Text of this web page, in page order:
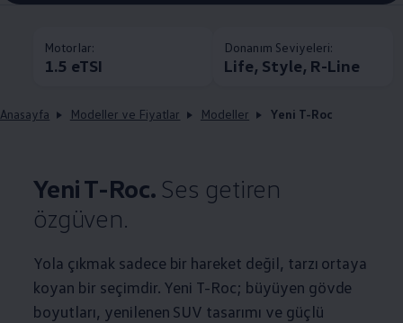
Motorlar:
1.5 eTSI
Donanım Seviyeleri:
Life, Style, R-Line
Anasayfa Modeller ve Fiyatlar Modeller Yeni T-Roc
Yeni T-Roc. Ses getiren
özgüven.
Yola çıkmak sadece bir hareket değil, tarzı ortaya
koyan bir seçimdir. Yeni T-Roc; büyüyen gövde
boyutları, yenilenen SUV tasarımı ve güçlü